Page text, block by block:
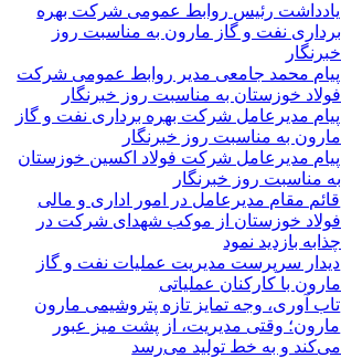
یادداشت رئیس روابط عمومی شرکت بهره
برداری نفت و گاز مارون به مناسبت روز
خبرنگار
پیام محمد جامعی مدیر روابط عمومی شرکت
فولاد خوزستان به مناسبت روز خبرنگار
پیام مدیرعامل شرکت بهره برداری نفت و گاز
مارون به مناسبت روز خبرنگار
پیام مدیرعامل شرکت فولاد اکسین خوزستان
به مناسبت روز خبرنگار
قائم مقام مدیرعامل در امور اداری و مالی
فولاد خوزستان از موکب شهدای شرکت در
چذابه بازدید نمود
دیدار سرپرست مدیریت عملیات نفت و گاز
مارون با کارکنان عملیاتی
تاب آوری، وجه تمایز تازه پتروشیمی مارون
مارون؛ وقتی مدیریت، از پشت میز عبور
می‌کند و به خط تولید می‌رسد